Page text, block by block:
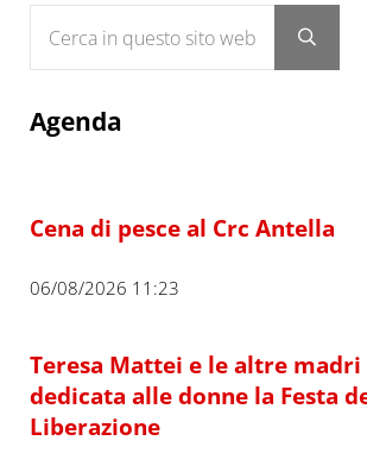
Submit
Agenda
Cena di pesce al Crc Antella
06/08/2026 11:23
Teresa Mattei e le altre
dedicata alle donne la Festa
Liberazione